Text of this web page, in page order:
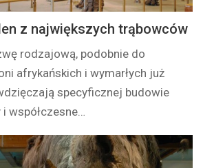
z największych trąbowców
rodzajową, podobnie do
afrykańskich i wymarłych już
specyficznej budowie
współczesne…